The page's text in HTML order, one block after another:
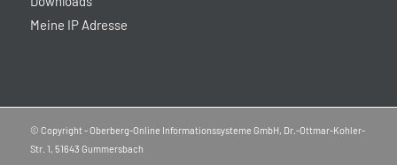
Meine IP Adresse
© Copyright - Oberberg-Online Informationssysteme GmbH, Dr.-Ottmar-Kohler-
Str. 1, 51643 Gummersbach